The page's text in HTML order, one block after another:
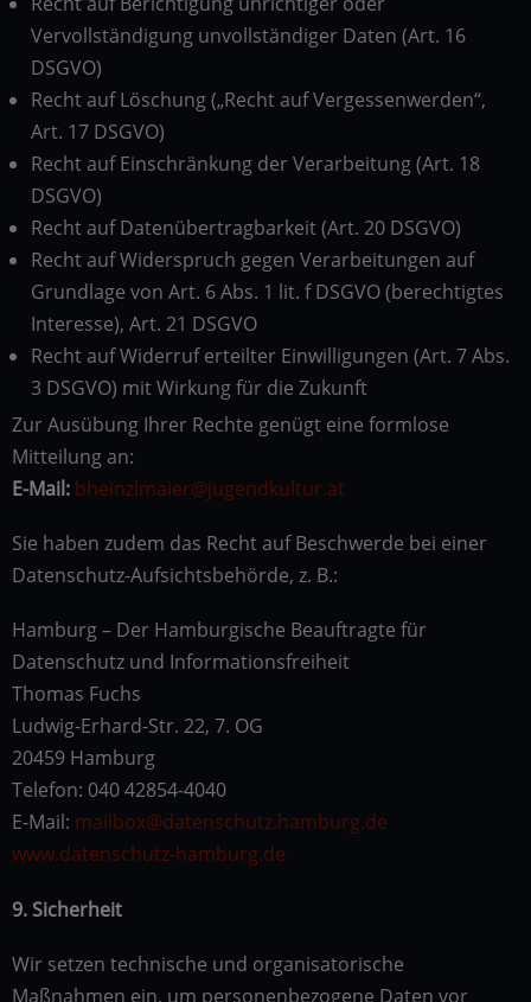
Vervollständigung unvollständiger Daten (Art. 16
DSGVO)
Recht auf Löschung („Recht auf Vergessenwerden“,
Art. 17 DSGVO)
Recht auf Einschränkung der Verarbeitung (Art. 18
DSGVO)
Recht auf Datenübertragbarkeit (Art. 20 DSGVO)
Recht auf Widerspruch gegen Verarbeitungen auf
Grundlage von Art. 6 Abs. 1 lit. f DSGVO (berechtigtes
Interesse), Art. 21 DSGVO
Recht auf Widerruf erteilter Einwilligungen (Art. 7 Abs.
3 DSGVO) mit Wirkung für die Zukunft
Zur Ausübung Ihrer Rechte genügt eine formlose
Mitteilung an:
E-Mail: bheinzlmaier@jugendkultur.at
Sie haben zudem das Recht auf Beschwerde bei einer
Datenschutz-Aufsichtsbehörde, z. B.:
Hamburg – Der Hamburgische Beauftragte für
Datenschutz und Informationsfreiheit
Thomas Fuchs
Ludwig-Erhard-Str. 22, 7. OG
20459 Hamburg
Telefon: 040 42854-4040
E-Mail: mailbox@datenschutz.hamburg.de
www.datenschutz-hamburg.de
9. Sicherheit
Wir setzen technische und organisatorische
Maßnahmen ein, um personenbezogene Daten vor